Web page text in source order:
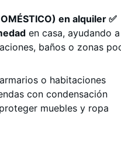
en alquiler ✅
en casa, ayudando
baños o zonas
o habitaciones
con condensación
muebles y ropa